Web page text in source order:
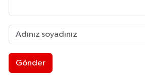
Gönder